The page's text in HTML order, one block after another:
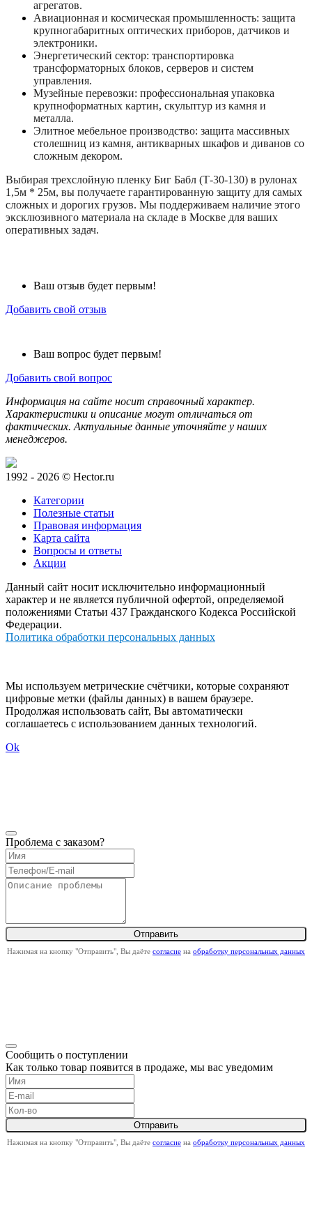
агрегатов.
Авиационная и космическая промышленность: защита
крупногабаритных оптических приборов, датчиков и
электроники.
Энергетический сектор: транспортировка
трансформаторных блоков, серверов и систем
управления.
Музейные перевозки: профессиональная упаковка
крупноформатных картин, скульптур из камня и
металла.
Элитное мебельное производство: защита массивных
столешниц из камня, антикварных шкафов и диванов со
сложным декором.
Выбирая трехслойную пленку Биг Бабл (Т-30-130) в рулонах
1,5м * 25м, вы получаете гарантированную защиту для самых
сложных и дорогих грузов. Мы поддерживаем наличие этого
эксклюзивного материала на складе в Москве для ваших
оперативных задач.
Ваш отзыв будет первым!
Добавить свой отзыв
Ваш вопрос будет первым!
Добавить свой вопрос
Информация на сайте носит справочный характер.
Характеристики и описание могут отличаться от
фактических. Актуальные данные уточняйте у наших
менеджеров.
1992 - 2026 © Hector.ru
Категории
Полезные статьи
Правовая информация
Карта сайта
Вопросы и ответы
Акции
Данный сайт носит исключительно информационный
характер и не является публичной офертой, определяемой
положениями Статьи 437 Гражданского Кодекса Российской
Федерации.
Политика обработки персональных данных
Мы используем метрические счётчики, которые сохраняют
цифровые метки (файлы данных) в вашем браузере.
Продолжая использовать сайт, Вы автоматически
соглашаетесь с использованием данных технологий.
Ok
Проблема с заказом?
Нажимая на кнопку "Отправить", Вы даёте согласие на обработку персональных данных
Сообщить о поступлении
Как только товар появится в продаже, мы вас уведомим
Нажимая на кнопку "Отправить", Вы даёте согласие на обработку персональных данных